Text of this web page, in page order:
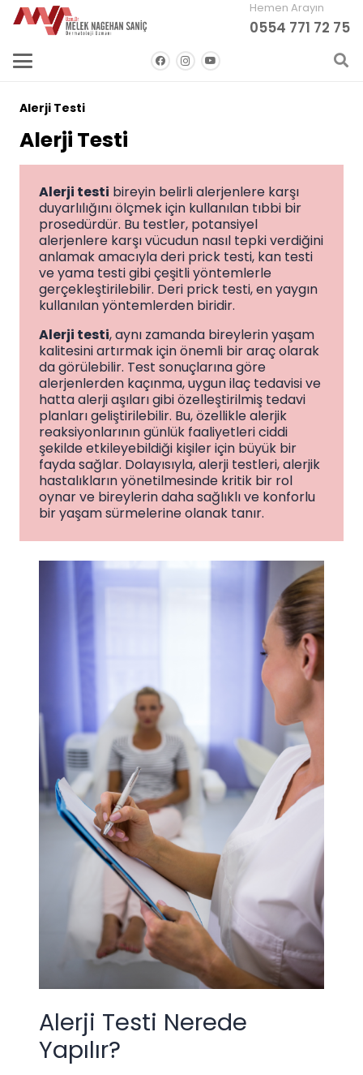
Hemen Arayın
0554 771 72 75
Alerji Testi
Alerji Testi
Alerji testi bireyin belirli alerjenlere karşı
duyarlılığını ölçmek için kullanılan tıbbi bir
prosedürdür. Bu testler, potansiyel
alerjenlere karşı vücudun nasıl tepki verdiğini
anlamak amacıyla deri prick testi, kan testi
ve yama testi gibi çeşitli yöntemlerle
gerçekleştirilebilir. Deri prick testi, en yaygın
kullanılan yöntemlerden biridir.
Alerji testi, aynı zamanda bireylerin yaşam
kalitesini artırmak için önemli bir araç olarak
da görülebilir. Test sonuçlarına göre
alerjenlerden kaçınma, uygun ilaç tedavisi ve
hatta alerji aşıları gibi özelleştirilmiş tedavi
planları geliştirilebilir. Bu, özellikle alerjik
reaksiyonlarının günlük faaliyetleri ciddi
şekilde etkileyebildiği kişiler için büyük bir
fayda sağlar. Dolayısıyla, alerji testleri, alerjik
hastalıkların yönetilmesinde kritik bir rol
oynar ve bireylerin daha sağlıklı ve konforlu
bir yaşam sürmelerine olanak tanır.
Alerji Testi Nerede
Yapılır?